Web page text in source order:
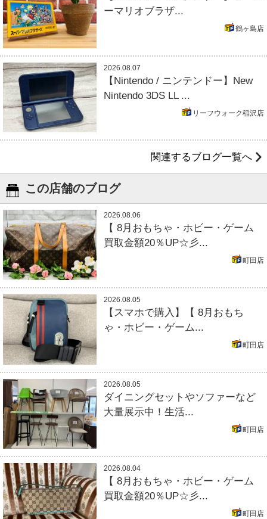
ーマリオブラザ...
鶴ヶ島店
2026.08.07
【Nintendo / ニンテンドー】New
Nintendo 3DS LL ...
リーフウォーク稲沢店
関連するブログ一覧へ
この店舗のブログ
2026.08.06
【 8月おもちゃ・ホビー・ゲーム
買取金額20％UP☆彡...
町田店
2026.08.05
【スマホで購入】【 8月おもち
ゃ・ホビー・ゲーム...
町田店
2026.08.05
ダイニングセットやソファーなど
大量展示中！生活...
町田店
2026.08.04
【 8月おもちゃ・ホビー・ゲーム
買取金額20％UP☆彡...
町田店